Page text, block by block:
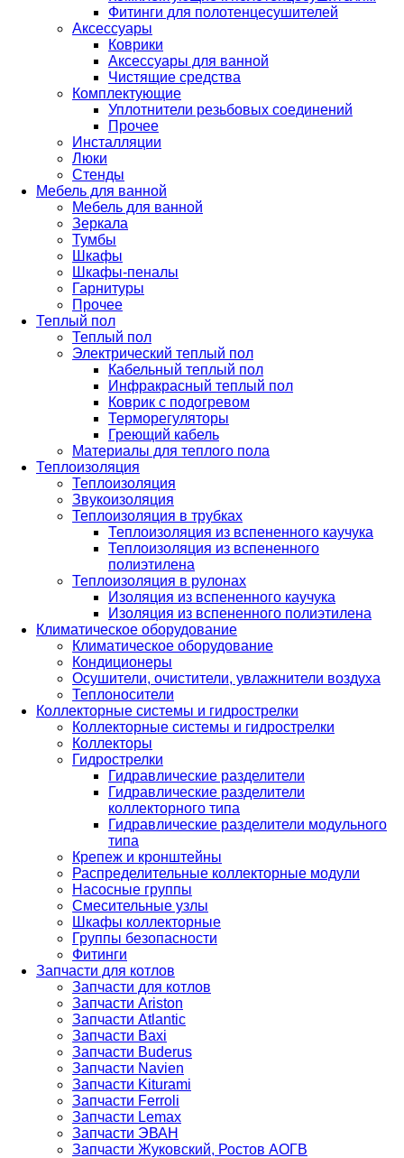
Фитинги для полотенцесушителей
Аксессуары
Коврики
Аксессуары для ванной
Чистящие средства
Комплектующие
Уплотнители резьбовых соединений
Прочее
Инсталляции
Люки
Стенды
Мебель для ванной
Мебель для ванной
Зеркала
Тумбы
Шкафы
Шкафы-пеналы
Гарнитуры
Прочее
Теплый пол
Теплый пол
Электрический теплый пол
Кабельный теплый пол
Инфракрасный теплый пол
Коврик с подогревом
Терморегуляторы
Греющий кабель
Материалы для теплого пола
Теплоизоляция
Теплоизоляция
Звукоизоляция
Теплоизоляция в трубках
Теплоизоляция из вспененного каучука
Теплоизоляция из вспененного
полиэтилена
Теплоизоляция в рулонах
Изоляция из вспененного каучука
Изоляция из вспененного полиэтилена
Климатическое оборудование
Климатическое оборудование
Кондиционеры
Осушители, очистители, увлажнители воздуха
Теплоносители
Коллекторные системы и гидрострелки
Коллекторные системы и гидрострелки
Коллекторы
Гидрострелки
Гидравлические разделители
Гидравлические разделители
коллекторного типа
Гидравлические разделители модульного
типа
Крепеж и кронштейны
Распределительные коллекторные модули
Насосные группы
Смесительные узлы
Шкафы коллекторные
Группы безопасности
Фитинги
Запчасти для котлов
Запчасти для котлов
Запчасти Ariston
Запчасти Atlantic
Запчасти Baxi
Запчасти Buderus
Запчасти Navien
Запчасти Kiturami
Запчасти Ferroli
Запчасти Lemax
Запчасти ЭВАН
Запчасти Жуковский, Ростов АОГВ